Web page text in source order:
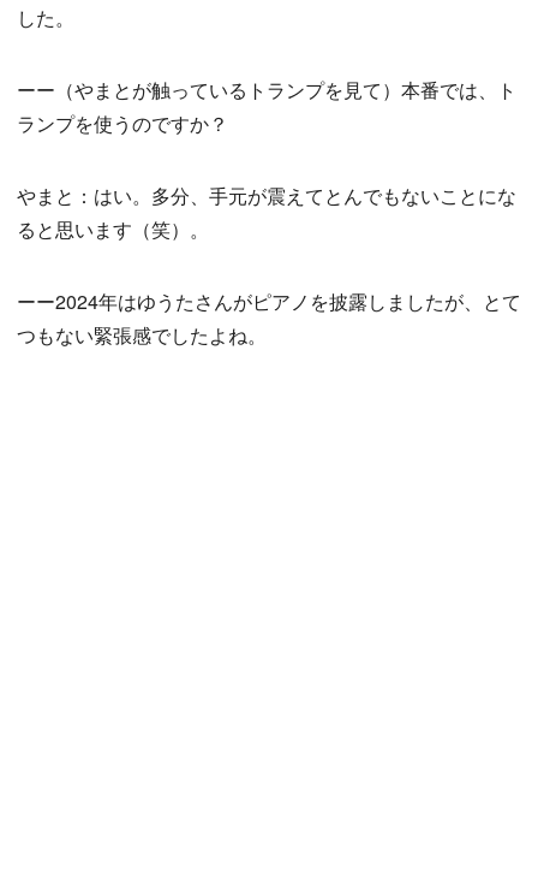
した。
ーー（やまとが触っているトランプを見て）本番では、ト
ランプを使うのですか？
やまと：はい。多分、手元が震えてとんでもないことにな
ると思います（笑）。
ーー2024年はゆうたさんがピアノを披露しましたが、とて
つもない緊張感でしたよね。